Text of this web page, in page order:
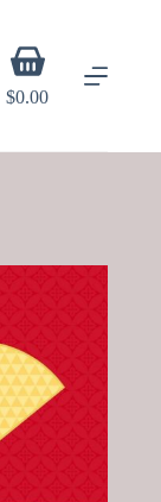
Shopping
cart
$0.00